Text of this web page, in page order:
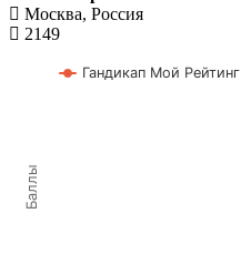
Москва, Россия
2149
Баллы
Гандикап Мой Рейтинг